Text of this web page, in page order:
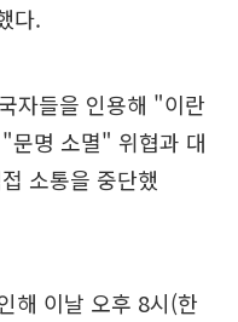
다.
자들을 인용해 "이란
문명 소멸" 위협과 대
소통을 중단했
해 이날 오후 8시(한